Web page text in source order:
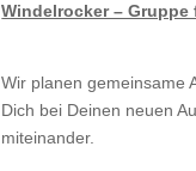
Windelrocker –
Wir planen gemeinsame
Dich bei Deinen neuen
miteinander.